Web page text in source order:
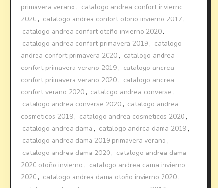
primavera verano , catalogo andrea confort invierno
2020 , catalogo andrea confort otoño invierno 2017 ,
catalogo andrea confort otoño invierno 2020 ,
catalogo andrea confort primavera 2019 , catalogo
andrea confort primavera 2020 , catalogo andrea
confort primavera verano 2019 , catalogo andrea
confort primavera verano 2020 , catalogo andrea
confort verano 2020 , catalogo andrea converse ,
catalogo andrea converse 2020 , catalogo andrea
cosmeticos 2019 , catalogo andrea cosmeticos 2020 ,
catalogo andrea dama , catalogo andrea dama 2019 ,
catalogo andrea dama 2019 primavera verano ,
catalogo andrea dama 2020 , catalogo andrea dama
2020 otoño invierno , catalogo andrea dama invierno
2020 , catalogo andrea dama otoño invierno 2020 ,